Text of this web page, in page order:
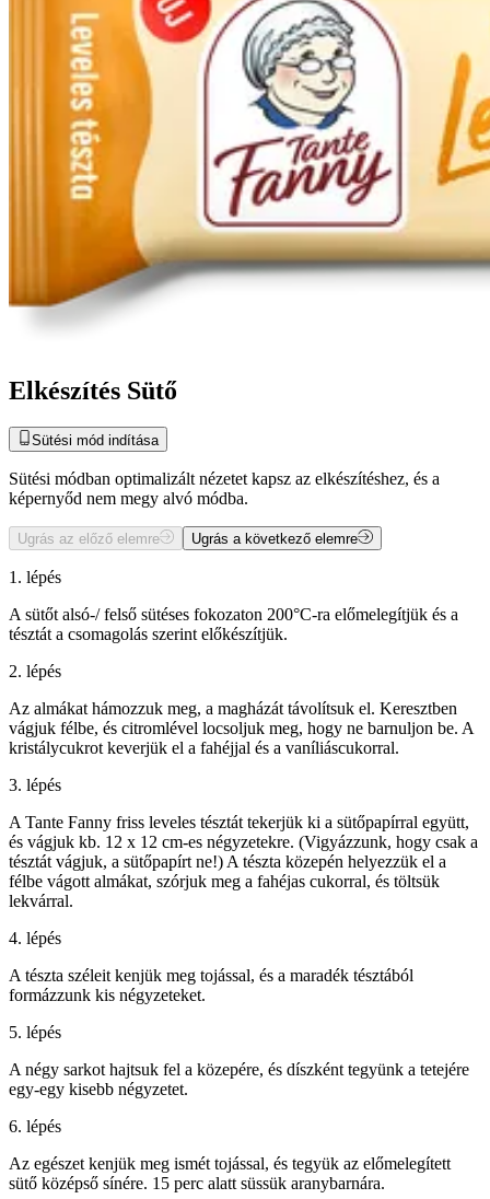
Elkészítés Sütő
Sütési mód indítása
Sütési módban optimalizált nézetet kapsz az elkészítéshez, és a
képernyőd nem megy alvó módba.
Ugrás az előző elemre Ugrás a következő elemre
1. lépés
A sütőt alsó-/ felső sütéses fokozaton 200°C-ra előmelegítjük és a
tésztát a csomagolás szerint előkészítjük.
2. lépés
Az almákat hámozzuk meg, a magházát távolítsuk el. Keresztben
vágjuk félbe, és citromlével locsoljuk meg, hogy ne barnuljon be. A
kristálycukrot keverjük el a fahéjjal és a vaníliáscukorral.
3. lépés
A Tante Fanny friss leveles tésztát tekerjük ki a sütőpapírral együtt,
és vágjuk kb. 12 x 12 cm-es négyzetekre. (Vigyázzunk, hogy csak a
tésztát vágjuk, a sütőpapírt ne!) A tészta közepén helyezzük el a
félbe vágott almákat, szórjuk meg a fahéjas cukorral, és töltsük
lekvárral.
4. lépés
A tészta széleit kenjük meg tojással, és a maradék tésztából
formázzunk kis négyzeteket.
5. lépés
A négy sarkot hajtsuk fel a közepére, és díszként tegyünk a tetejére
egy-egy kisebb négyzetet.
6. lépés
Az egészet kenjük meg ismét tojással, és tegyük az előmelegített
sütő középső sínére. 15 perc alatt süssük aranybarnára.